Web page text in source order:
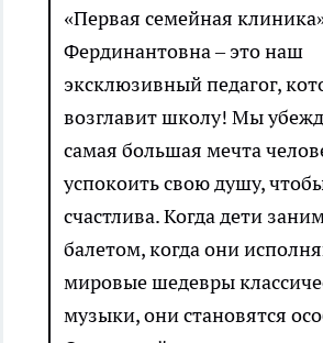
«Первая семейная
Фердинантовна – это наш
эксклюзивный педагог,
возглавит школу! Мы
самая большая мечта
успокоить свою душу,
счастлива. Когда дети
балетом, когда они
мировые шедевры
музыки, они становятся